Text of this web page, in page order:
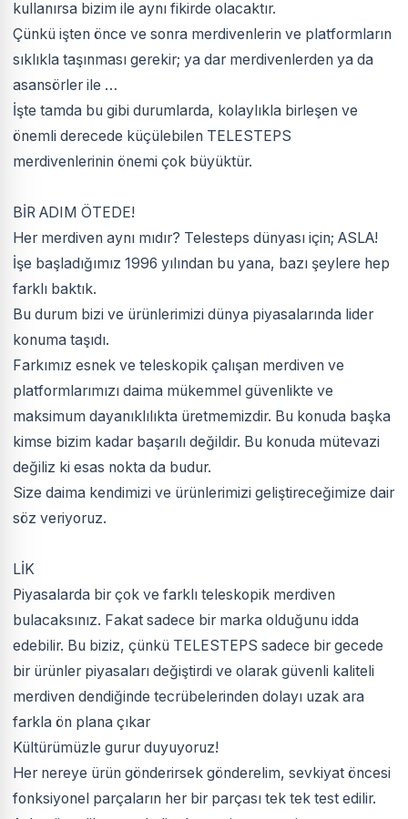
kullanırsa bizim ile aynı fikirde olacaktır.
Çünkü işten önce ve sonra merdivenlerin ve platformların
sıklıkla taşınması gerekir; ya dar merdivenlerden ya da
asansörler ile …
İşte tamda bu gibi durumlarda, kolaylıkla birleşen ve
önemli derecede küçülebilen TELESTEPS
merdivenlerinin önemi çok büyüktür.
BİR ADIM ÖTEDE!
Her merdiven aynı mıdır? Telesteps dünyası için; ASLA!
İşe başladığımız 1996 yılından bu yana, bazı şeylere hep
farklı baktık.
Bu durum bizi ve ürünlerimizi dünya piyasalarında lider
konuma taşıdı.
Farkımız esnek ve teleskopik çalışan merdiven ve
platformlarımızı daima mükemmel güvenlikte ve
maksimum dayanıklılıkta üretmemizdir. Bu konuda başka
kimse bizim kadar başarılı değildir. Bu konuda mütevazi
değiliz ki esas nokta da budur.
Size daima kendimizi ve ürünlerimizi geliştireceğimize dair
söz veriyoruz.
LİK
Piyasalarda bir çok ve farklı teleskopik merdiven
bulacaksınız. Fakat sadece bir marka olduğunu idda
edebilir. Bu biziz, çünkü TELESTEPS sadece bir gecede
bir ürünler piyasaları değiştirdi ve olarak güvenli kaliteli
merdiven dendiğinde tecrübelerinden dolayı uzak ara
farkla ön plana çıkar
Kültürümüzle gurur duyuyoruz!
Her nereye ürün gönderirsek gönderelim, sevkiyat öncesi
fonksiyonel parçaların her bir parçası tek tek test edilir.